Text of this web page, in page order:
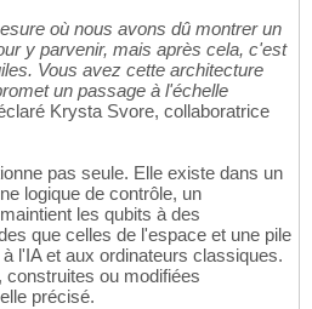
où nous avons dû montrer un
y parvenir, mais après cela, c'est
Vous avez cette architecture
un passage à l'échelle
Krysta Svore, collaboratrice
pas seule. Elle existe dans un
logique de contrôle, un
les qubits à des
que celles de l'espace et une pile
l'IA et aux ordinateurs classiques.
ou modifiées
précisé.